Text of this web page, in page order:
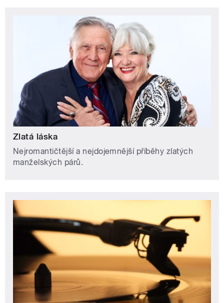
Zlatá láska
Nejromantičtější a nejdojemnější příběhy zlatých
manželských párů.